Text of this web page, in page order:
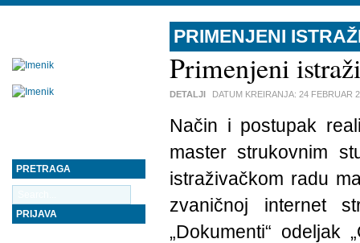
PRIMENJENI
Primenjeni
DETALJI DATUM KREIRANJA: 24 FEBRUAR
Način i postupak
master strukovnim
istraživačkom radu
zvaničnoj internet
„Dokumenti“ odeljak
PRETRAGA
PRIJAVA